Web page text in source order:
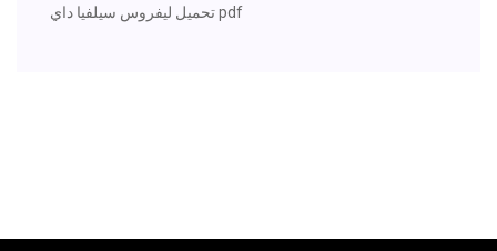
تحميل ليفروس سيلفيا داي pdf